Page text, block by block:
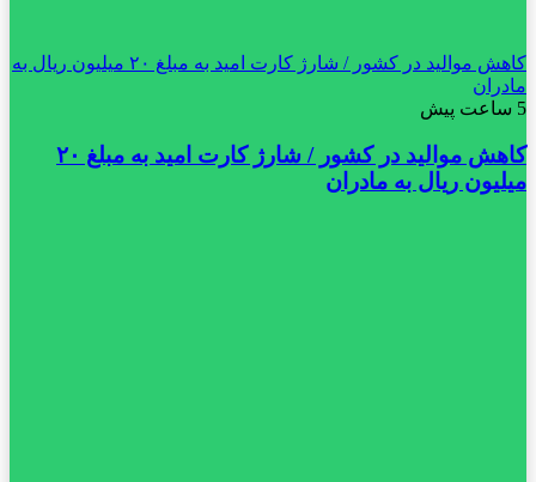
کاهش موالید در کشور / شارژ کارت امید به مبلغ ۲۰ میلیون ریال به
مادران
5 ساعت پیش
کاهش موالید در کشور / شارژ کارت امید به مبلغ ۲۰
میلیون ریال به مادران